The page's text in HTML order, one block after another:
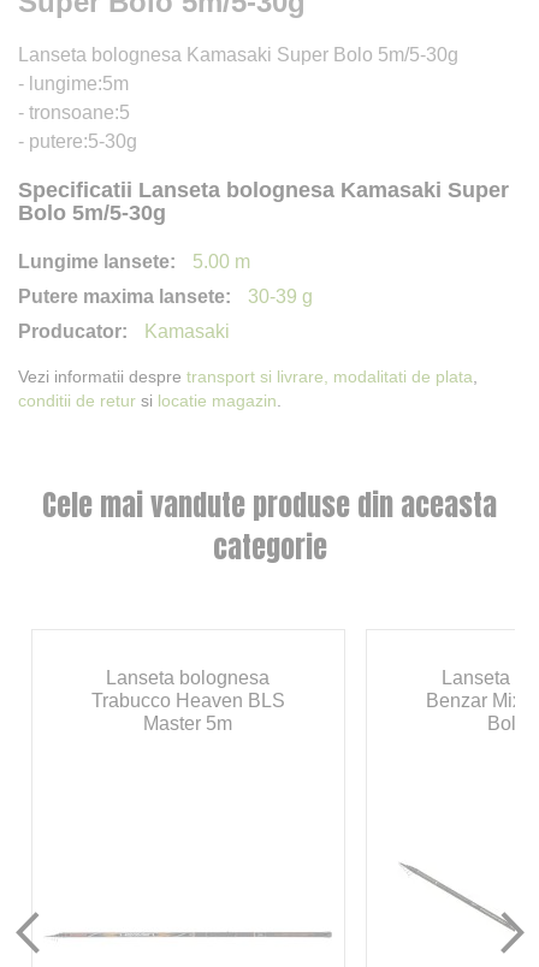
Lanseta bolognesa Kamasaki Super Bolo 5m/5-30g
- lungime:5m
- tronsoane:5
- putere:5-30g
Specificatii Lanseta bolognesa Kamasaki Super
Bolo 5m/5-30g
5.00 m
30-39 g
Kamasaki
Vezi informatii despre transport si livrare, modalitati de plata,
conditii de retur si locatie magazin.
Cele mai vandute produse din aceasta
categorie
Lanseta bolognesa
Trabucco Heaven BLS
Master 5m
Lanseta
Benzar Mix
Bolo